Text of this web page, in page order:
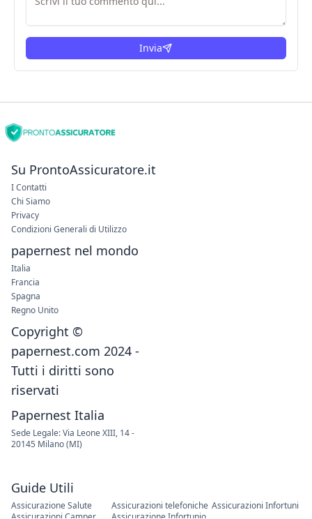
Invia
Guide Utili
Assicurazione Salute Assicurazioni telefoniche Assicurazioni Infortuni
Assicurazioni Camper
Assicurazione Infortunio
Su ProntoAssicuratore.it
I Contatti
Chi Siamo
Privacy
Condizioni Generali di Utilizzo
papernest nel mondo
Italia
Francia
Spagna
Regno Unito
Copyright ©
papernest.com 2024 -
Tutti i diritti sono
riservati
Papernest Italia
Sede Legale: Via Leone XIII, 14 -
20145 Milano (MI)